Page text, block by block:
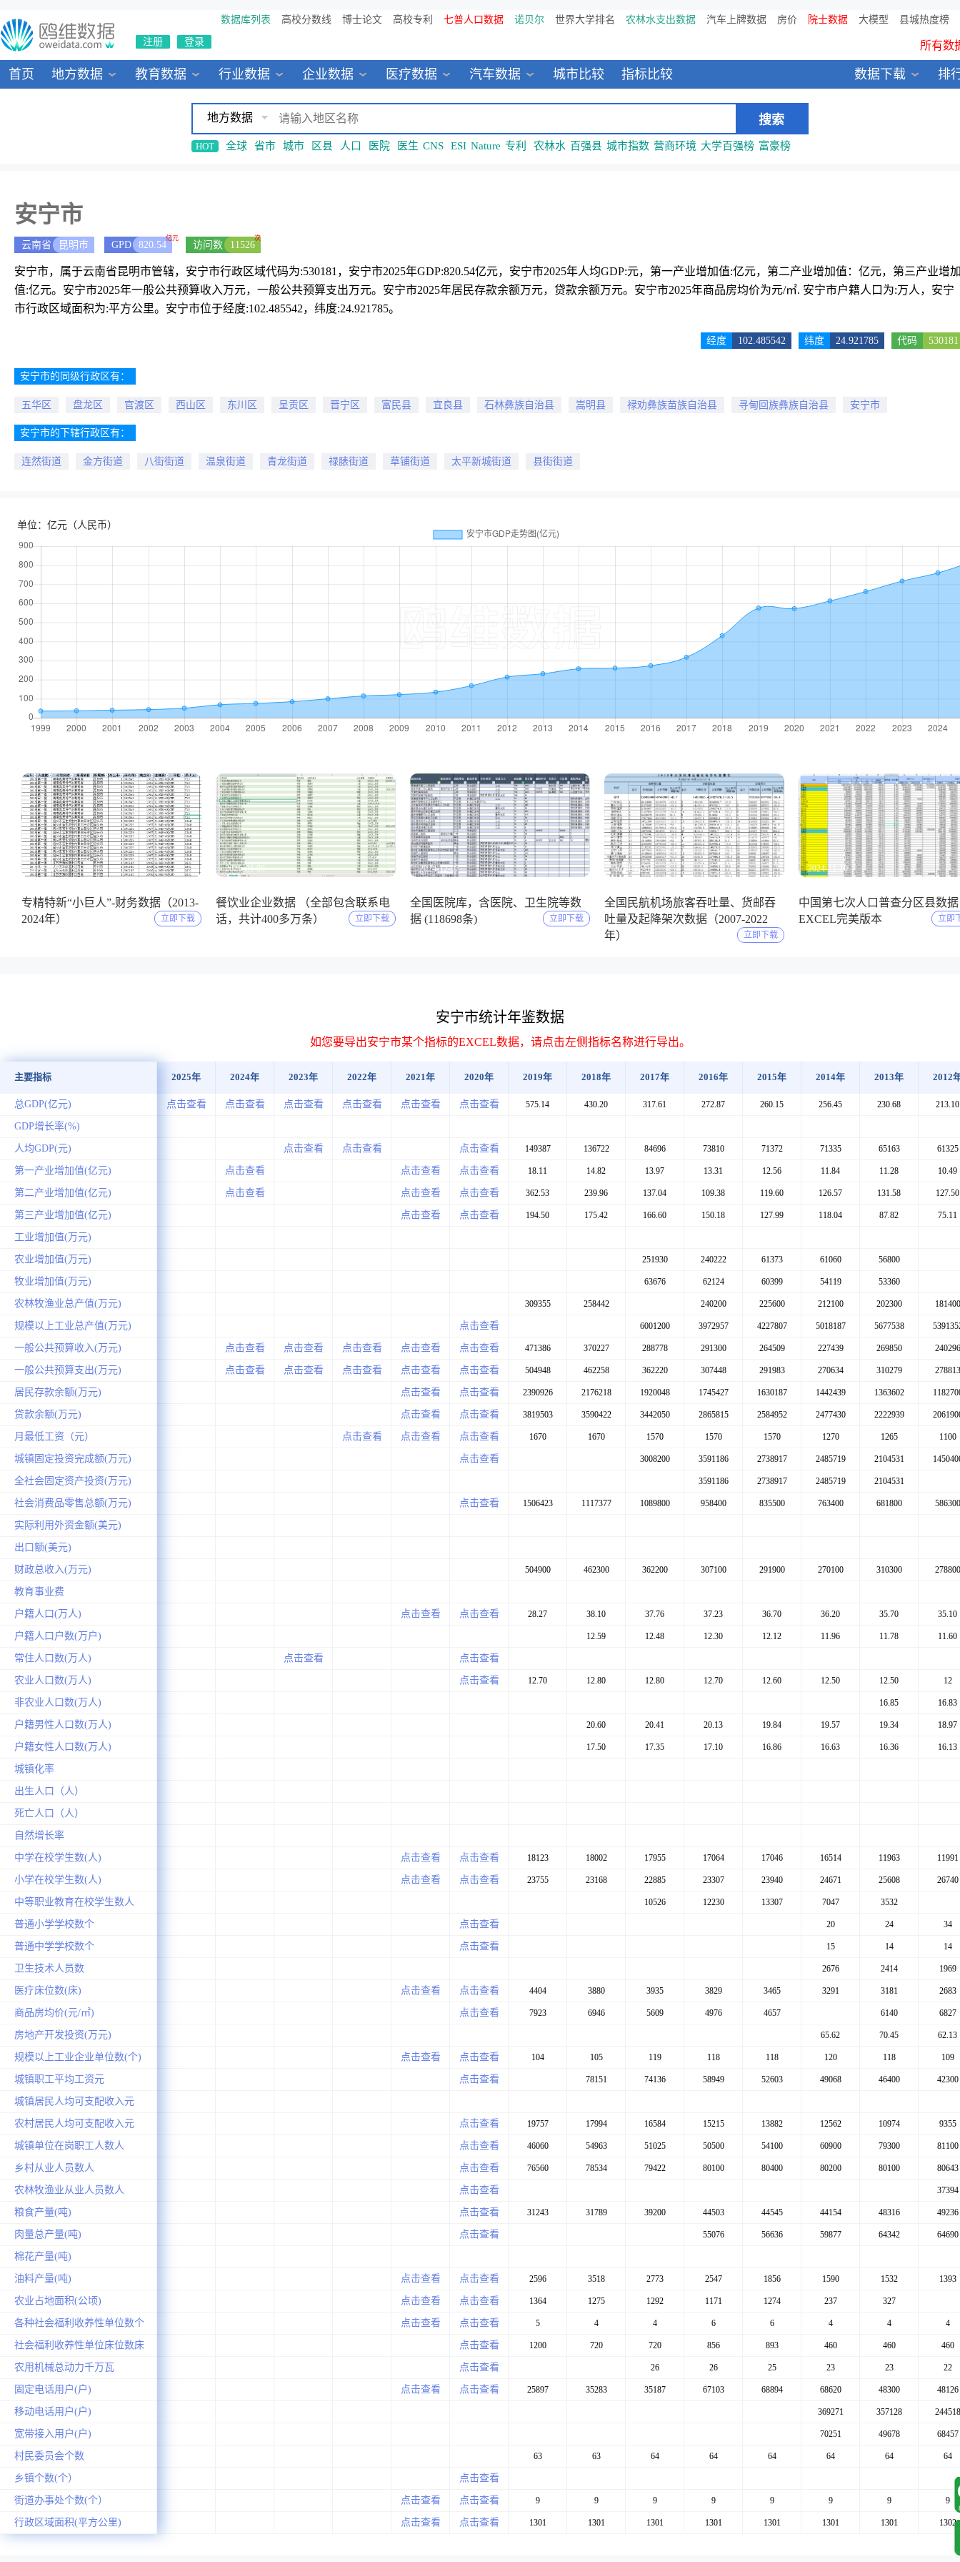
数据库列表 高校分数线 博士论文 高校专利 七普人口数据 诺贝尔 世界大学排名 农林水支出数据 汽车上牌数据 房价 院士数据 大模型 县城热度榜
注册 登录
鸥维数据发布：2024中国大
所有数
全新医院库 包含11万多医疗
首页 地方数据 教育数据 行业数据 企业数据 医疗数据 汽车数据 城市比较 指标比较 排
数据下载
地方数据
HOT 全球 省市 城市 区县 人口 医院 医生 CNS ESI Nature 专利 农林水 百强县 城市指数 营商环境 大学百强榜 富豪榜
安宁市
云南省 昆明市 GPD 820.54
亿元
访问数 11526
次
安宁市，属于云南省昆明市管辖，安宁市行政区域代码为:530181，安宁市2025年GDP:820.54亿元，安宁市2025年人均GDP:元，第一产业增加值:亿元，第二产业增加值：亿元，第三产业增
值:亿元。安宁市2025年一般公共预算收入万元，一般公共预算支出万元。安宁市2025年居民存款余额万元，贷款余额万元。安宁市2025年商品房均价为元/㎡. 安宁市户籍人口为:万人，安宁
市行政区域面积为:平方公里。安宁市位于经度:102.485542，纬度:24.921785。
代码 530181
纬度 24.921785
经度 102.485542
安宁市的同级行政区有：
五华区 盘龙区 官渡区 西山区 东川区 呈贡区 晋宁区 富民县 宜良县 石林彝族自治县 嵩明县 禄劝彝族苗族自治县 寻甸回族彝族自治县 安宁市
安宁市的下辖行政区有：
连然街道 金方街道 八街街道 温泉街道 青龙街道 禄脿街道 草铺街道 太平新城街道 县街街道
单位：亿元（人民币）
2025-05-11
专精特新“小巨人”-财务数据（2013-
2024年）
立即下载
2025-04-09
餐饮业企业数据 （全部包含联系电
话，共计400多万条）
立即下载
2024-12-07
全国医院库，含医院、卫生院等数
据 (118698条)
立即下载
2024-12-01
全国民航机场旅客吞吐量、货邮吞
吐量及起降架次数据（2007-2022
年）
立即下载
2024-11-10
中国第七次人口普查分区县数据
EXCEL完美版本
立即
安宁市统计年鉴数据
如您要导出安宁市某个指标的EXCEL数据，请点击左侧指标名称进行导出。
主要指标
总GDP(亿元)
GDP增长率(%)
人均GDP(元)
第一产业增加值(亿元)
第二产业增加值(亿元)
第三产业增加值(亿元)
工业增加值(万元)
农业增加值(万元)
牧业增加值(万元)
农林牧渔业总产值(万元)
规模以上工业总产值(万元)
一般公共预算收入(万元)
一般公共预算支出(万元)
居民存款余额(万元)
贷款余额(万元)
月最低工资（元）
城镇固定投资完成额(万元)
全社会固定资产投资(万元)
社会消费品零售总额(万元)
实际利用外资金额(美元)
出口额(美元)
财政总收入(万元)
教育事业费
户籍人口(万人)
户籍人口户数(万户)
常住人口数(万人)
农业人口数(万人)
非农业人口数(万人)
户籍男性人口数(万人)
户籍女性人口数(万人)
城镇化率
出生人口（人）
死亡人口（人）
自然增长率
中学在校学生数(人)
小学在校学生数(人)
中等职业教育在校学生数人
普通小学学校数个
普通中学学校数个
卫生技术人员数
医疗床位数(床)
商品房均价(元/㎡)
房地产开发投资(万元)
规模以上工业企业单位数(个)
城镇职工平均工资元
城镇居民人均可支配收入元
农村居民人均可支配收入元
城镇单位在岗职工人数人
乡村从业人员数人
农林牧渔业从业人员数人
粮食产量(吨)
肉量总产量(吨)
棉花产量(吨)
油料产量(吨)
农业占地面积(公顷)
各种社会福利收养性单位数个
社会福利收养性单位床位数床
农用机械总动力千万瓦
固定电话用户(户)
移动电话用户(户)
宽带接入用户(户)
村民委员会个数
乡镇个数(个）
街道办事处个数(个）
行政区域面积(平方公里)
2025年 2024年 2023年 2022年 2021年 2020年 2019年 2018年 2017年 2016年 2015年 2014年 2013年 2012
点击查看 点击查看 点击查看 点击查看 点击查看 点击查看 575.14 430.20 317.61 272.87 260.15 256.45 230.68 213.10
点击查看 点击查看 点击查看 149387 136722 84696 73810 71372 71335 65163 61325
点击查看 点击查看 点击查看 18.11 14.82 13.97 13.31 12.56 11.84 11.28 10.49
点击查看 点击查看 点击查看 362.53 239.96 137.04 109.38 119.60 126.57 131.58 127.50
点击查看 点击查看 194.50 175.42 166.60 150.18 127.99 118.04 87.82 75.11
251930 240222 61373 61060 56800
63676 62124 60399 54119 53360
309355 258442 240200 225600 212100 202300 181400
点击查看 6001200 3972957 4227807 5018187 5677538
点击查看 点击查看 点击查看 点击查看 点击查看 471386 370227 288778 291300 264509 227439 269850 240296
点击查看 点击查看 点击查看 点击查看 点击查看 504948 462258 362220 307448 291983 270634 310279 278813
点击查看 点击查看 2390926 2176218 1920048 1745427 1630187 1442439 1363602
点击查看 点击查看 3819503 3590422 3442050 2865815 2584952 2477430 2222939
点击查看 点击查看 点击查看 1670 1670 1570 1570 1570 1270 1265 1100
点击查看 3008200 3591186 2738917 2485719 2104531
3591186 2738917 2485719 2104531
点击查看 1506423 1117377 1089800 958400 835500 763400 681800 586300
504900 462300 362200 307100 291900 270100 310300 278800
点击查看 点击查看 28.27 38.10 37.76 37.23 36.70 36.20 35.70 35.10
12.59 12.48 12.30 12.12 11.96 11.78 11.60
点击查看 点击查看
点击查看 12.70 12.80 12.80 12.70 12.60 12.50 12.50 12
16.85 16.83
20.60 20.41 20.13 19.84 19.57 19.34 18.97
17.50 17.35 17.10 16.86 16.63 16.36 16.13
点击查看 点击查看 18123 18002 17955 17064 17046 16514 11963 11991
点击查看 点击查看 23755 23168 22885 23307 23940 24671 25608 26740
10526 12230 13307 7047 3532
点击查看 20 24 34
点击查看 15 14 14
2676 2414 1969
点击查看 点击查看 4404 3880 3935 3829 3465 3291 3181 2683
点击查看 7923 6946 5609 4976 4657 6140 6827
65.62 70.45 62.13
点击查看 点击查看 104 105 119 118 118 120 118 109
点击查看 78151 74136 58949 52603 49068 46400 42300
点击查看 19757 17994 16584 15215 13882 12562 10974 9355
点击查看 46060 54963 51025 50500 54100 60900 79300 81100
点击查看 76560 78534 79422 80100 80400 80200 80100 80643
点击查看 37394
点击查看 31243 31789 39200 44503 44545 44154 48316 49236
点击查看 55076 56636 59877 64342 64690
点击查看 点击查看 2596 3518 2773 2547 1856 1590 1532 1393
点击查看 点击查看 1364 1275 1292 1171 1274 237 327
点击查看 点击查看 5 4 4 6 6 4 4 4
点击查看 1200 720 720 856 893 460 460 460
点击查看 26 26 25 23 23 22
点击查看 点击查看 25897 35283 35187 67103 68894 68620 48300 48126
369271 357128 244518
70251 49678 68457
63 63 64 64 64 64 64 64
点击查看
点击查看 点击查看 9 9 9 9 9 9 9 9
点击查看 点击查看 1301 1301 1301 1301 1301 1301 1301 1302